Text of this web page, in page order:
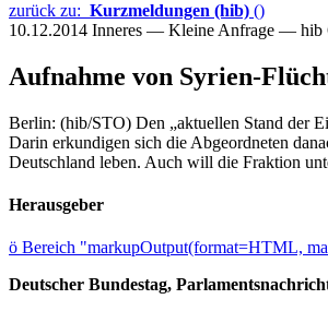
zurück zu: Kurzmeldungen (hib) ()
10.12.2014 Inneres — Kleine Anfrage — hib
Aufnahme von Syrien-
Berlin: (hib/STO) Den „aktuellen Stand der
Darin erkundigen sich die Abgeordneten
Deutschland leben. Auch will die Fraktion
Herausgeber
ö Bereich "markupOutput(format=HTML,
Deutscher Bundestag,